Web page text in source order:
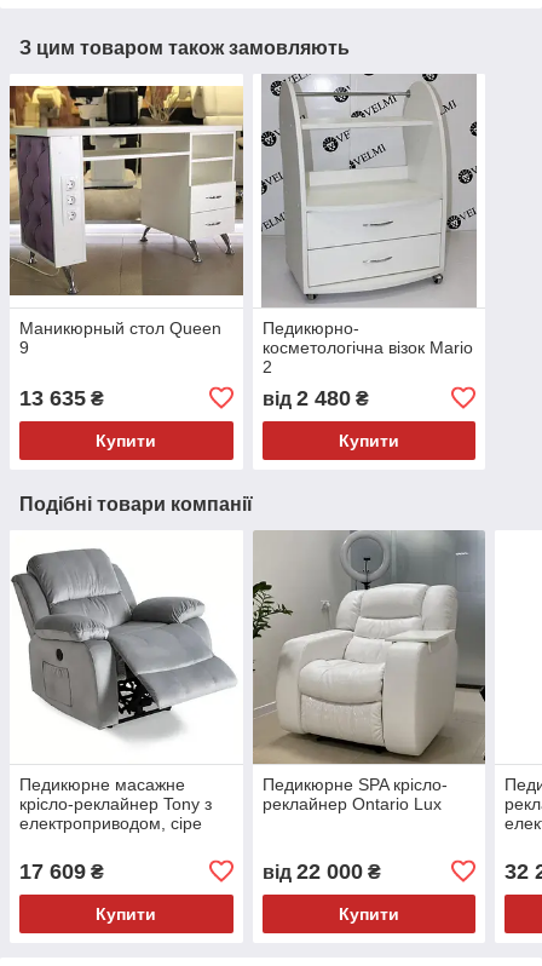
З цим товаром також замовляють
Маникюрный стол Queen
9
13 635 ₴
Купити
Педикюрно-
косметологічна візок Mario
2
від 2 480₴
Купити
Подібні товари компанії
Педикюрне масажне
крісло-реклайнер Tony з
електроприводом, сіре
17 609 ₴
Купити
Педикюрне SPA крісло-
реклайнер Ontario Lux
від 22 000₴
Купити
32